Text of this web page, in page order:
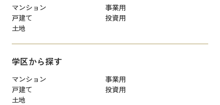
マンション
事業用
戸建て
投資用
土地
学区から探す
マンション
事業用
戸建て
投資用
土地